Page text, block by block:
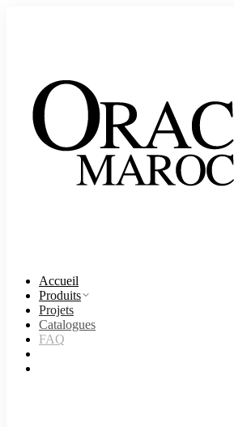
Accueil
Produits
Projets
Catalogues
FAQ